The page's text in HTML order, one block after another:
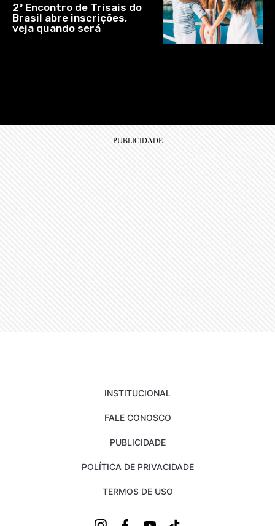
2º Encontro de Trisais do
Brasil abre inscrições,
veja quando será
INSTITUCIONAL
FALE CONOSCO
PUBLICIDADE
POLÍTICA DE PRIVACIDADE
TERMOS DE USO